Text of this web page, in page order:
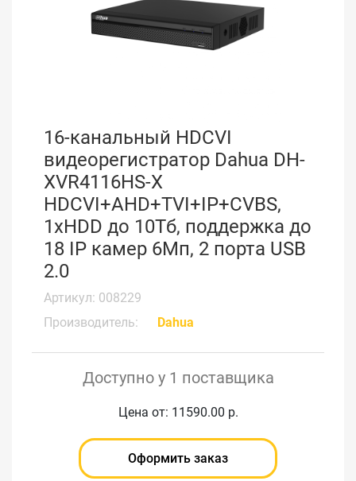
16-канальный HDCVI
видеорегистратор Dahua DH-
XVR4116HS-X
HDCVI+AHD+TVI+IP+CVBS,
1xHDD до 10Тб, поддержка до
18 IP камер 6Мп, 2 порта USB
2.0
Артикул: 008229
Производитель:
Dahua
Доступно у 1 поставщика
Цена от: 11590.00 р.
Оформить заказ